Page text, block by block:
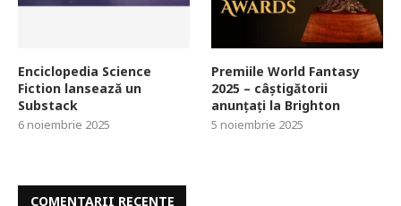
Enciclopedia Science
Fiction lansează un
Substack
6 noiembrie 2025
Premiile World Fantasy
2025 – câștigătorii
anunțați la Brighton
5 noiembrie 2025
COMENTARII RECENTE